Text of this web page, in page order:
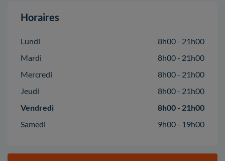
Horaires
Lundi
8h00 - 21h00
Mardi
8h00 - 21h00
Mercredi
8h00 - 21h00
Jeudi
8h00 - 21h00
Vendredi
8h00 - 21h00
Samedi
9h00 - 19h00